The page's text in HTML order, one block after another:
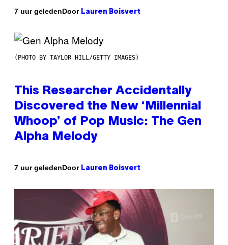
7 uur geledenDoor Lauren Boisvert
(PHOTO BY TAYLOR HILL/GETTY IMAGES)
This Researcher Accidentally
Discovered the New ‘Millennial
Whoop’ of Pop Music: The Gen
Alpha Melody
7 uur geledenDoor Lauren Boisvert